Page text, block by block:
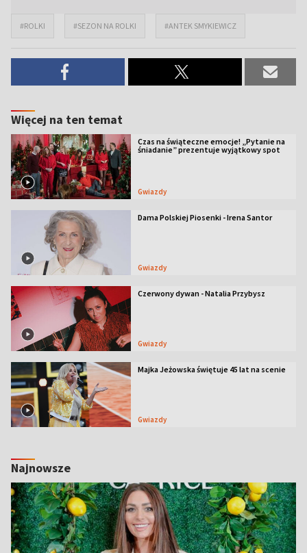
#ROLKI #SEZON NA ROLKI #ANTEK SMYKIEWICZ
Więcej na ten temat
Czas na świąteczne emocje! „Pytanie na
śniadanie” prezentuje wyjątkowy spot
Gwiazdy
Dama Polskiej Piosenki - Irena Santor
Gwiazdy
Czerwony dywan - Natalia Przybysz
Gwiazdy
Majka Jeżowska świętuje 45 lat na scenie
Gwiazdy
Najnowsze